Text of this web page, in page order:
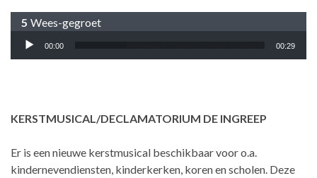
Wees-gegroet
Audiospeler
00:00 00:29
KERSTMUSICAL/DECLAMATORIUM DE INGREEP
Er is een nieuwe kerstmusical beschikbaar voor o.a.
kindernevendiensten, kinderkerken, koren en scholen. Deze